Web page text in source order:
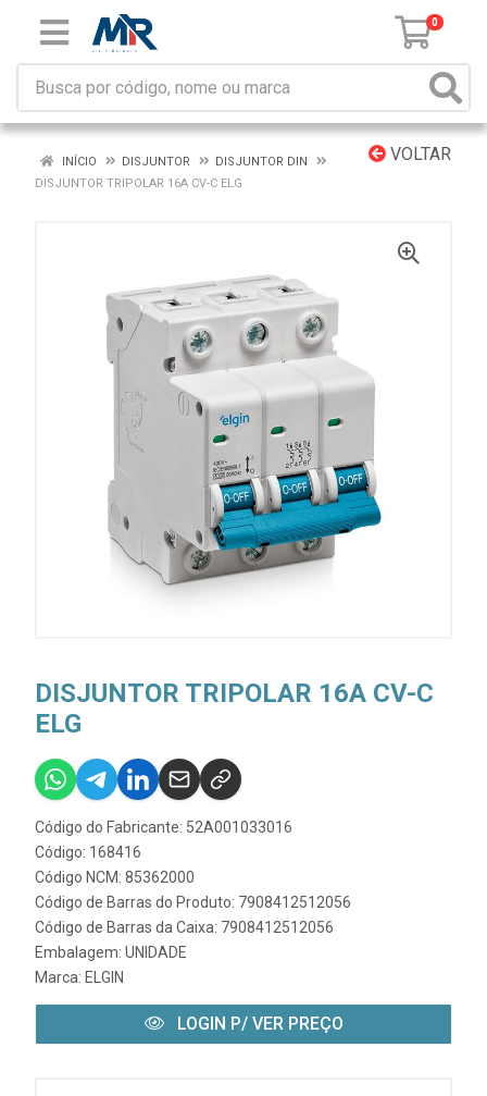
0
VOLTAR
INÍCIO DISJUNTOR
DISJUNTOR DIN
DISJUNTOR TRIPOLAR 16A CV-C ELG
DISJUNTOR TRIPOLAR 16A CV-C
ELG
Código do Fabricante: 52A001033016
Código: 168416
Código NCM: 85362000
Código de Barras do Produto: 7908412512056
Código de Barras da Caixa: 7908412512056
Embalagem: UNIDADE
Marca: ELGIN
LOGIN P/ VER PREÇO